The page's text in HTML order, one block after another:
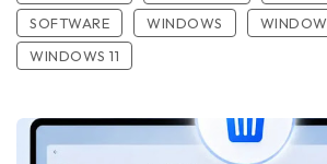
SOFTWARE
WINDOWS
WINDOWS 11